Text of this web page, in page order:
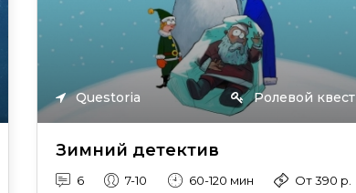
Questoria Ролевой квест
Зимний детектив
6 7-10 60-120 мин
От 390 р.